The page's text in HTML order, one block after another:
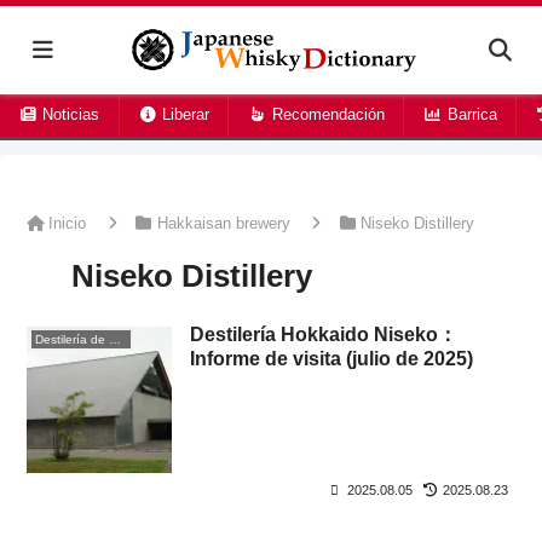
Noticias Liberar Recomendación Barrica
Inicio Hakkaisan brewery Niseko Distillery
Niseko Distillery
Destilería de whisky
Destilería Hokkaido Niseko：
Informe de visita (julio de 2025)
2025.08.05 2025.08.23